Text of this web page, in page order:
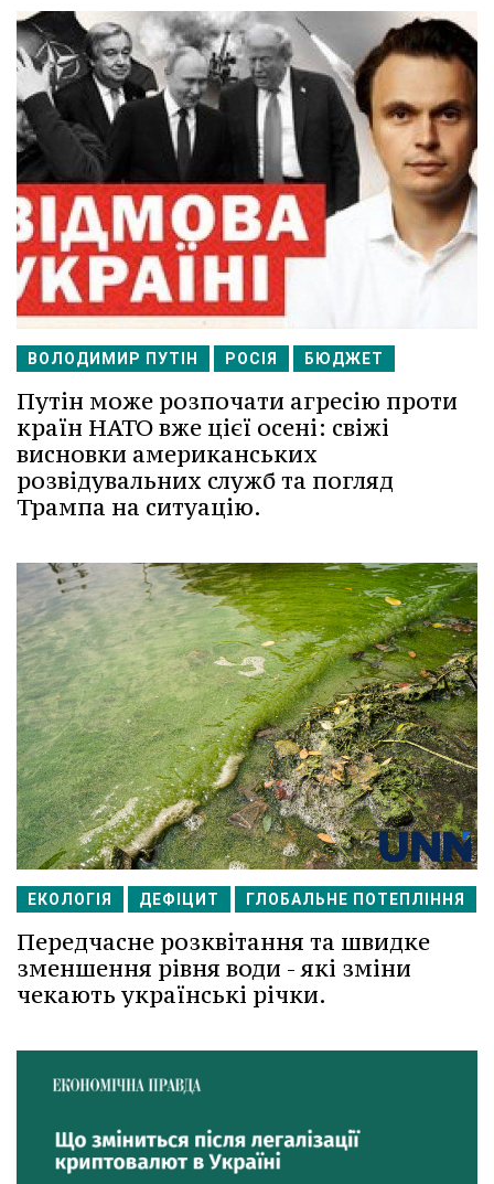
ВОЛОДИМИР ПУТІН РОСІЯ БЮДЖЕТ
Путін може розпочати агресію проти
країн НАТО вже цієї осені: свіжі
висновки американських
розвідувальних служб та погляд
Трампа на ситуацію.
ЕКОЛОГІЯ ДЕФІЦИТ ГЛОБАЛЬНЕ ПОТЕПЛІННЯ
Передчасне розквітання та швидке
зменшення рівня води - які зміни
чекають українські річки.